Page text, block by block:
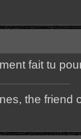
fait tu
the friend